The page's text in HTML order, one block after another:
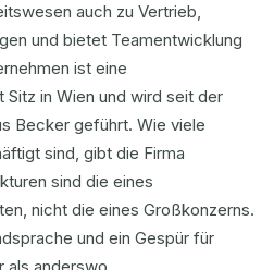
auch zu Vertrieb,
und bietet Teamentwicklung
ist eine
in Wien und wird seit der
Becker geführt. Wie viele
sind, gibt die Firma
sind die eines
nicht die eines Großkonzerns.
und ein Gespür für